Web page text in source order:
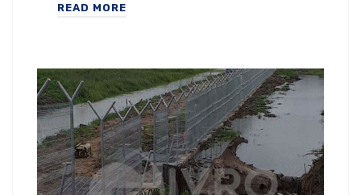
READ MORE